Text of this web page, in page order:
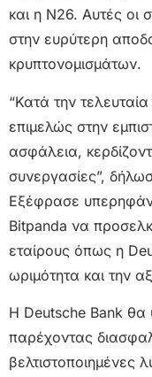
και η N26. Αυτές οι
στην ευρύτερη
κρυπτονομισμάτων.
“Κατά την
επιμελώς στην
ασφάλεια,
συνεργασίες”,
Εξέφρασε
Bitpanda να
εταίρους όπως η
ωριμότητα και την
Η Deutsche Bank θα
παρέχοντας
βελτιστοποιημένες